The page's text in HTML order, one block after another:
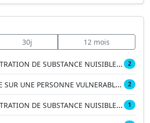
30j 12 mois
DE SUBSTANCE NUISIBLE A UNE P… 2
UNE PERSONNE VULNERABLE SUIVIE … 2
DE SUBSTANCE NUISIBLE PAR UN … 1